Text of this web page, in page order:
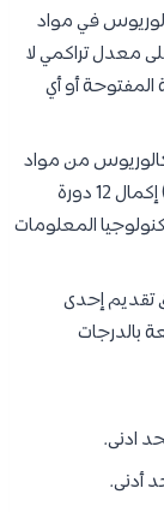
في مواد
معدل تراكمي لا
العربية المفتوحة أو أي
من مواد
أخرى (الرياضيات أو الفيزياء أو حوسبة الأعمال) إكمال 12 دورة
المعلومات
تقديم إحدى
بالدرجات